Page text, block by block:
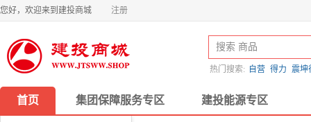
您好，欢迎来到建投商城 注册
热门搜索: 自营 得力 震坤
首页 集团保障服务专区 建投能源专区